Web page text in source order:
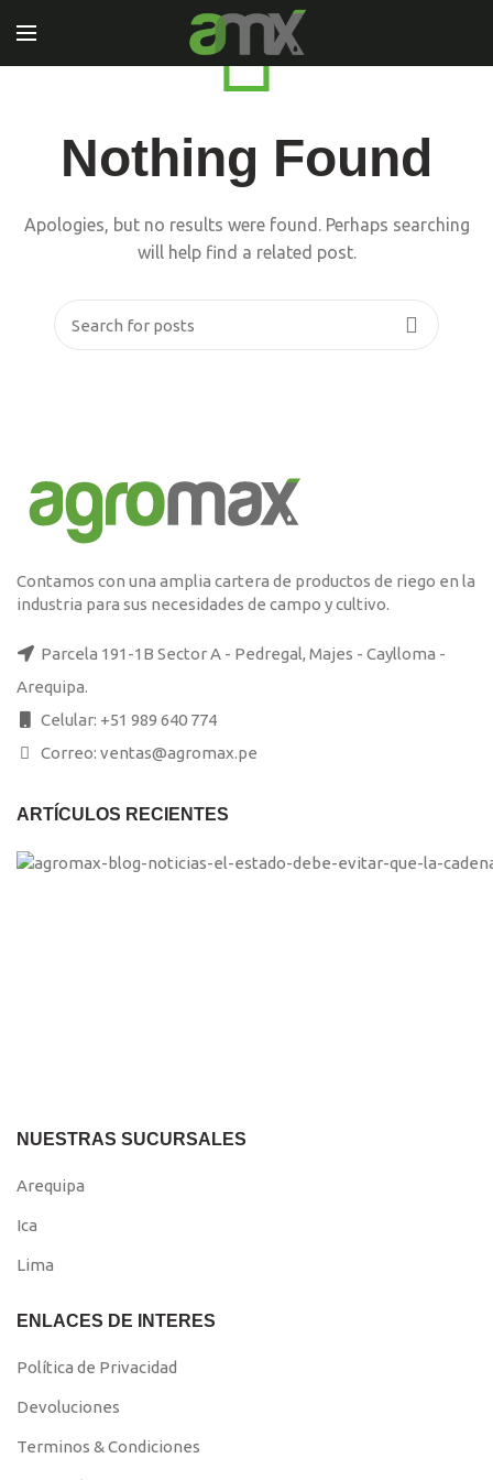
Nothing Found
Apologies, but no results were found. Perhaps searching
will help find a related post.
Contamos con una amplia cartera de productos de riego en la
industria para sus necesidades de campo y cultivo.
Parcela 191-1B Sector A - Pedregal, Majes - Caylloma -
Arequipa.
Celular: +51 989 640 774
Correo: ventas@agromax.pe
ARTÍCULOS RECIENTES
NUESTRAS SUCURSALES
Arequipa
Ica
Lima
ENLACES DE INTERES
Política de Privacidad
Devoluciones
Terminos & Condiciones